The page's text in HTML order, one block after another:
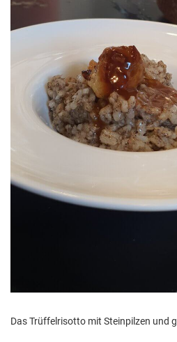
Das Trüffelrisotto mit Steinpilzen und